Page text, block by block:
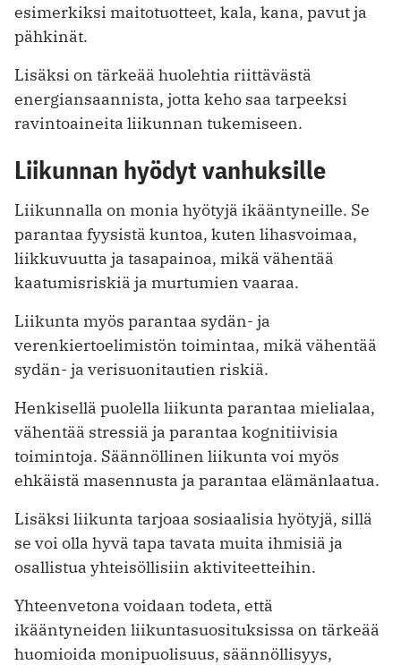
esimerkiksi maitotuotteet, kala, kana, pavut ja
pähkinät.
Lisäksi on tärkeää huolehtia riittävästä
energiansaannista, jotta keho saa tarpeeksi
ravintoaineita liikunnan tukemiseen.
Liikunnan hyödyt vanhuksille
Liikunnalla on monia hyötyjä ikääntyneille. Se
parantaa fyysistä kuntoa, kuten lihasvoimaa,
liikkuvuutta ja tasapainoa, mikä vähentää
kaatumisriskiä ja murtumien vaaraa.
Liikunta myös parantaa sydän- ja
verenkiertoelimistön toimintaa, mikä vähentää
sydän- ja verisuonitautien riskiä.
Henkisellä puolella liikunta parantaa mielialaa,
vähentää stressiä ja parantaa kognitiivisia
toimintoja. Säännöllinen liikunta voi myös
ehkäistä masennusta ja parantaa elämänlaatua.
Lisäksi liikunta tarjoaa sosiaalisia hyötyjä, sillä
se voi olla hyvä tapa tavata muita ihmisiä ja
osallistua yhteisöllisiin aktiviteetteihin.
Yhteenvetona voidaan todeta, että
ikääntyneiden liikuntasuosituksissa on tärkeää
huomioida monipuolisuus, säännöllisyys,